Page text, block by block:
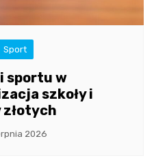
Sport
sportu w
szkoły i
złotych
2026